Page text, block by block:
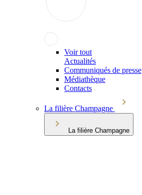
Voir tout
Actualités
Communiqués de presse
Médiathèque
Contacts
La filière Champagne
La filière Champagne